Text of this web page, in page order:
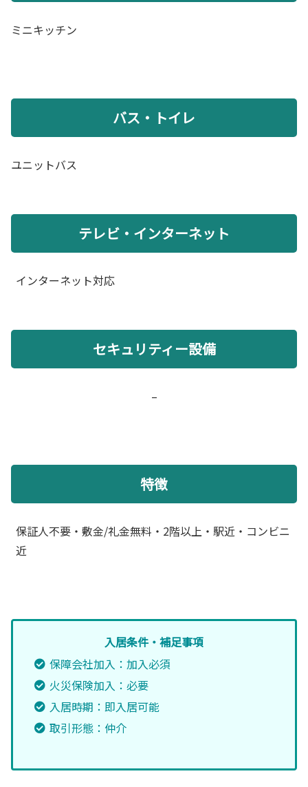
ミニキッチン
バス・トイレ
ユニットバス
テレビ・インターネット
インターネット対応
セキュリティー設備
–
特徴
保証人不要・敷金/礼金無料・2階以上・駅近・コンビニ
近
入居条件・補足事項
保障会社加入：加入必須
火災保険加入：必要
入居時期：即入居可能
取引形態：仲介